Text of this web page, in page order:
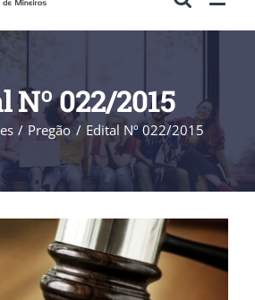
Nº 022/2015
Pregão Edital Nº 022/2015